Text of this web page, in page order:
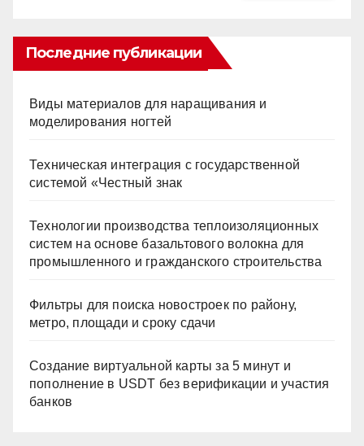
Последние публикации
Виды материалов для наращивания и
моделирования ногтей
Техническая интеграция с государственной
системой «Честный знак
Технологии производства теплоизоляционных
систем на основе базальтового волокна для
промышленного и гражданского строительства
Фильтры для поиска новостроек по району,
метро, площади и сроку сдачи
Создание виртуальной карты за 5 минут и
пополнение в USDT без верификации и участия
банков